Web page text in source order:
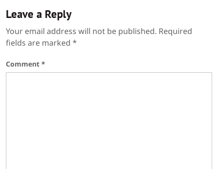
Leave a Reply
Your email address will not be published. Required
fields are marked *
Comment *